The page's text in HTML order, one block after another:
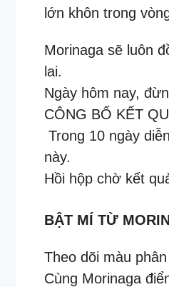
lớn khôn trong
Morinaga sẽ luôn
lai.
Ngày hôm nay,
CÔNG BỐ KẾT
Trong 10 ngày
này.
Hồi hộp chờ kết
BẬT MÍ TỪ
Theo dõi màu
Cùng Morinaga